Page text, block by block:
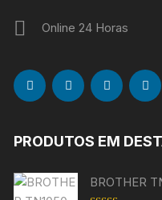
Online 24 Horas
PRODUTOS EM
BROTHER